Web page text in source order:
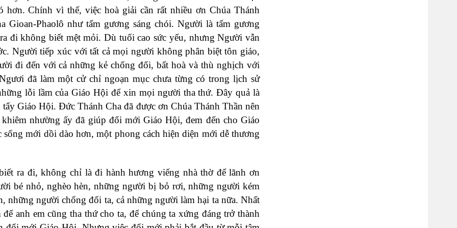
Chính vì thế, việc hoà giải cần rất nhiều ơn Chúa Thánh
Gioan-Phaolô như tấm gương sáng chói. Người là tấm gương
đi không biết mệt mỏi. Dù tuổi cao sức yếu, nhưng Người vẫn
Người tiếp xúc với tất cả mọi người không phân biệt tôn giáo,
đi đến với cả những kẻ chống đối, bất hoà và thù nghịch với
đã làm một cử chỉ ngoạn mục chưa từng có trong lịch sử
lỗi lầm của Giáo Hội để xin mọi người tha thứ. Đây quả là
Giáo Hội. Đức Thánh Cha đã được ơn Chúa Thánh Thần nên
nhường ấy đã giúp đổi mới Giáo Hội, đem đến cho Giáo
mới dồi dào hơn, một phong cách hiện diện mới dễ thương
ra đi, không chỉ là đi hành hương viếng nhà thờ để lãnh ơn
bé nhỏ, nghèo hèn, những người bị bỏ rơi, những người kém
những người chống đối ta, cả những người làm hại ta nữa. Nhất
anh em cũng tha thứ cho ta, để chúng ta xứng đáng trở thành